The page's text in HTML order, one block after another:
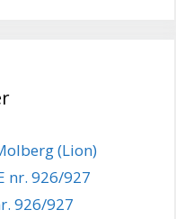
(Lion)
nr. 926/927
926/927